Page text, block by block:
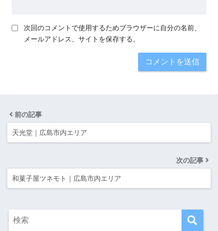
次回のコメントで使用するためブラウザーに自分の名前、
メールアドレス、サイトを保存する。
前の記事
天光堂｜広島市内エリア
次の記事
和菓子屋ツネモト｜広島市内エリア